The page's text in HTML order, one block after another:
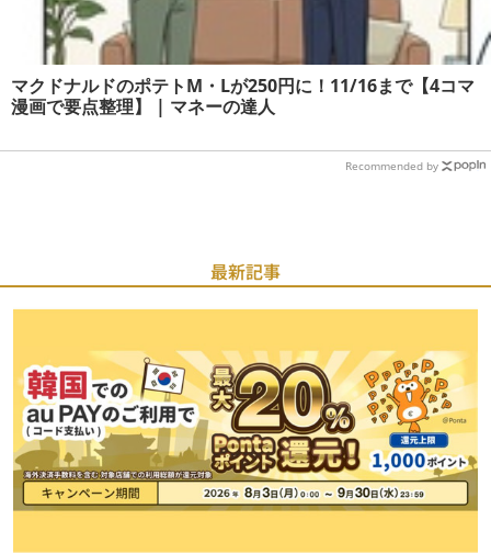
マクドナルドのポテトM・Lが250円に！11/16まで【4コマ
漫画で要点整理】 | マネーの達人
Recommended by
最新記事